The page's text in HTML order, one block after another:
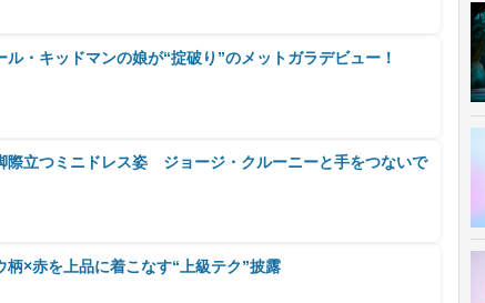
・キッドマンの娘が“掟破り”のメットガラデビュー！
際立つミニドレス姿 ジョージ・クルーニーと手をつないで
柄×赤を上品に着こなす“上級テク”披露